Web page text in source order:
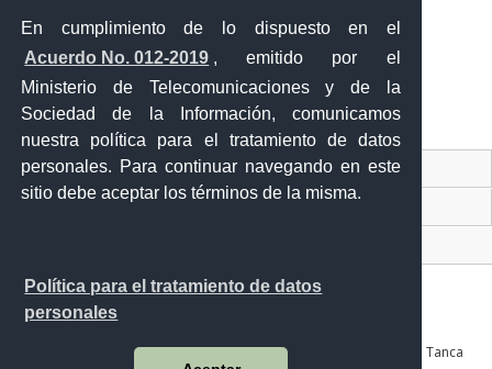
En cumplimiento de lo dispuesto en el
Acuerdo No. 012-2019 , emitido por el
Ministerio de Telecomunicaciones y de la
Sociedad de la Información, comunicamos
nuestra política para el tratamiento de datos
personales. Para continuar navegando en este
sitio debe aceptar los términos de la misma.
Política para el tratamiento de datos
personales
Contacto Ciudadano Digital
Av. Julián Coronel 905 entre Esmeraldas y José Mascote Av. Juan Tanca